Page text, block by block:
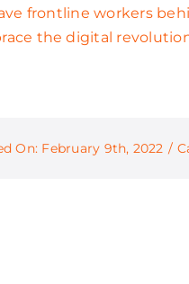
frontline workers
the digital
On: February 9th, 2022 /